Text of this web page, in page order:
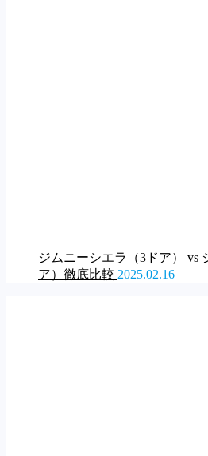
ジムニーシエラ（3ドア） vs
ア）徹底比較 2025.02.16